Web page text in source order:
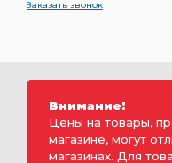
Заказать звонок
Внимание!
Цены на товары,
магазине, могут
магазинах. Для